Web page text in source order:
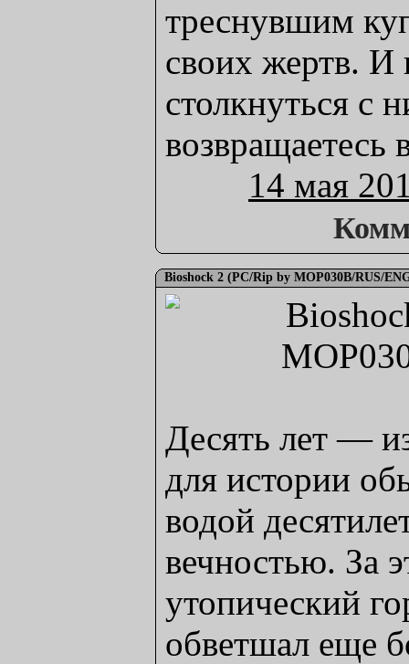
треснувшим
своих жертв. И
столкнуться с
14 мая
Bioshock 2 (PC/Rip by MOP030B/RUS/
Десять лет —
для истории
водой
вечностью. За
утопический
обветшал еще